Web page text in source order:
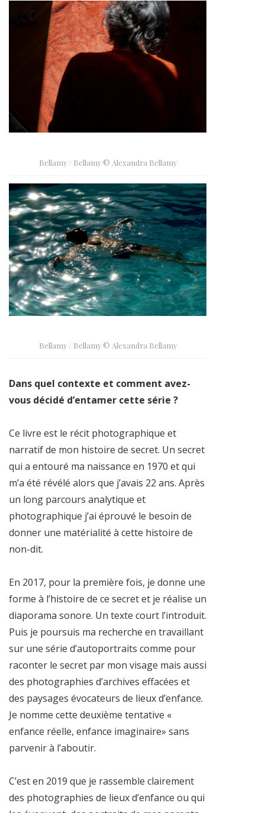
Bellamy / Bellamy © Alexandra Bellamy
Bellamy / Bellamy © Alexandra Bellamy
Dans quel contexte et comment avez-
vous décidé d’entamer cette série ?
Ce livre est le récit photographique et
narratif de mon histoire de secret. Un secret
qui a entouré ma naissance en 1970 et qui
m’a été révélé alors que j’avais 22 ans. Après
un long parcours analytique et
photographique j’ai éprouvé le besoin de
donner une matérialité à cette histoire de
non-dit.
En 2017, pour la première fois, je donne une
forme à l’histoire de ce secret et je réalise un
diaporama sonore. Un texte court l’introduit.
Puis je poursuis ma recherche en travaillant
sur une série d’autoportraits comme pour
raconter le secret par mon visage mais aussi
des photographies d’archives effacées et
des paysages évocateurs de lieux d’enfance.
Je nomme cette deuxième tentative «
enfance réelle, enfance imaginaire» sans
parvenir à l’aboutir.
C’est en 2019 que je rassemble clairement
des photographies de lieux d’enfance ou qui